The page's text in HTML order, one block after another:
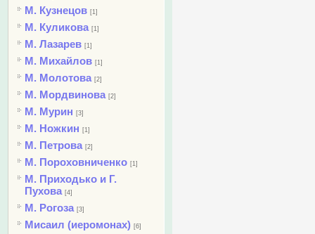
М. Кузнецов [1]
М. Куликова [1]
М. Лазарев [1]
М. Михайлов [1]
М. Молотова [2]
М. Мордвинова [2]
М. Мурин [3]
М. Ножкин [1]
М. Петрова [2]
М. Пороховниченко [1]
М. Приходько и Г.
Пухова [4]
М. Рогоза [3]
Мисаил (иеромонах) [6]